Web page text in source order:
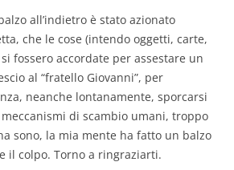
all’indietro è stato azionato
che le cose (intendo oggetti, carte,
fossero accordate per assestare un
al “fratello Giovanni”, per
neanche lontanamente, sporcarsi
di scambio umani, troppo
sono, la mia mente ha fatto un balzo
il colpo. Torno a ringraziarti.